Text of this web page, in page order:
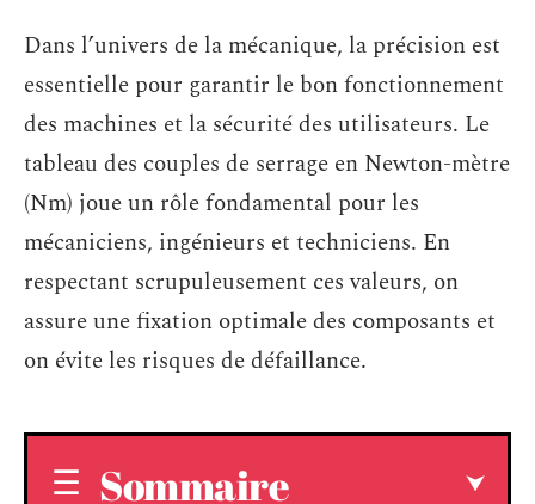
Dans l’univers de la mécanique, la précision est
essentielle pour garantir le bon fonctionnement
des machines et la sécurité des utilisateurs. Le
tableau des couples de serrage en Newton-mètre
(Nm) joue un rôle fondamental pour les
mécaniciens, ingénieurs et techniciens. En
respectant scrupuleusement ces valeurs, on
assure une fixation optimale des composants et
on évite les risques de défaillance.
Sommaire